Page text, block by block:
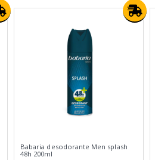
Babaria desodorante Men splash
48h 200ml